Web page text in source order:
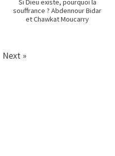
Si Dieu existe, pourquoi la
souffrance ? Abdennour Bidar
et Chawkat Moucarry
Next »